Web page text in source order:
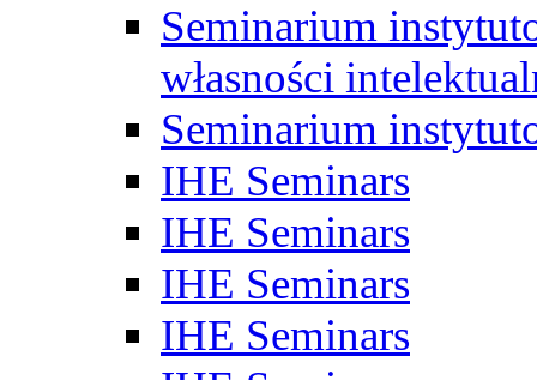
Seminarium
własności
Seminarium
IHE Seminars
IHE Seminars
IHE Seminars
IHE Seminars